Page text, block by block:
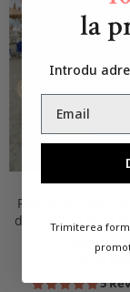
Palarie de Soare
din paie cu Bor Lat
399,00
5
la
Introdu
Trimiterea